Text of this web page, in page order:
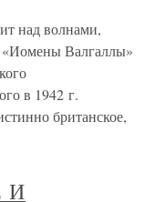
над волнами,
Валгаллы»
в 1942 г.
британское,
И